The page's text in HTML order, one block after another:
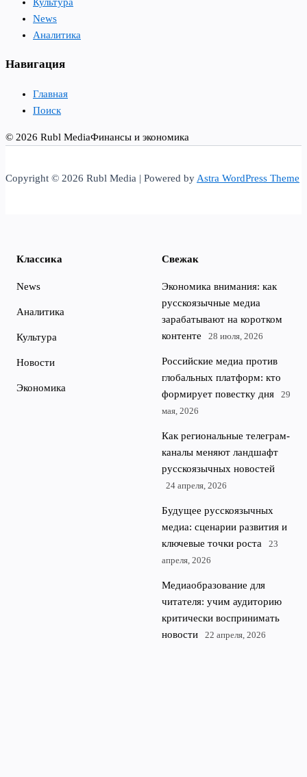
Культура
News
Аналитика
Навигация
Главная
Поиск
© 2026 Rubl MediaФинансы и экономика
Copyright © 2026 Rubl Media | Powered by Astra WordPress Theme
Классика
News
Аналитика
Культура
Новости
Экономика
Свежак
Экономика внимания: как
русскоязычные медиа
зарабатывают на коротком
контенте
28 июля, 2026
Российские медиа против
глобальных платформ: кто
формирует повестку дня
29
мая, 2026
Как региональные телеграм-
каналы меняют ландшафт
русскоязычных новостей
24 апреля, 2026
Будущее русскоязычных
медиа: сценарии развития и
ключевые точки роста
23
апреля, 2026
Медиаобразование для
читателя: учим аудиторию
критически воспринимать
новости
22 апреля, 2026